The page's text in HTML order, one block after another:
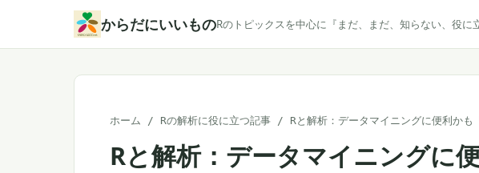
からだにいいものRのトピックスを中心に『まだ、まだ、知らない、役に
ホーム / Rの解析に役に立つ記事 / Rと解析：データマイニングに便利か
Rと解析：データマイニングに